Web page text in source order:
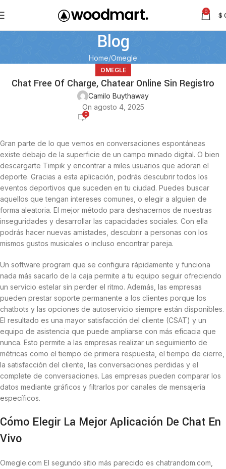
0 $
Blog
Home Omegle
OMEGLE
Chat Free Of Charge, Chatear Online Sin Registro
Camilo Buythaway
On agosto 4, 2025
0
Gran parte de lo que vemos en conversaciones espontáneas
existe debajo de la superficie de un campo minado digital. O bien
descargarte Timpik y encontrar a miles usuarios que adoran el
deporte. Gracias a esta aplicación, podrás descubrir todos los
eventos deportivos que suceden en tu ciudad. Puedes buscar
aquellos que tengan intereses comunes, o elegir a alguien de
forma aleatoria. El mejor método para deshacernos de nuestras
inseguridades y desarrollar las capacidades sociales. Con ella
podrás hacer nuevas amistades, descubrir a personas con los
mismos gustos musicales o incluso encontrar pareja.
Un software program que se configura rápidamente y funciona
nada más sacarlo de la caja permite a tu equipo seguir ofreciendo
un servicio estelar sin perder el ritmo. Además, las empresas
pueden prestar soporte permanente a los clientes porque los
chatbots y las opciones de autoservicio siempre están disponibles.
El resultado es una mayor satisfacción del cliente (CSAT) y un
equipo de asistencia que puede ampliarse con más eficacia que
nunca. Esto permite a las empresas realizar un seguimiento de
métricas como el tiempo de primera respuesta, el tiempo de cierre,
la satisfacción del cliente, las conversaciones perdidas y el
complete de conversaciones. Las empresas pueden comparar los
datos mediante gráficos y filtrarlos por canales de mensajería
específicos.
Cómo Elegir La Mejor Aplicación De Chat En
Vivo
Omegle.com El segundo sitio más parecido es chatrandom.com,